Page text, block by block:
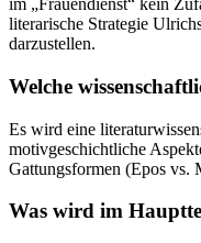
im „Frauendienst“ kein
literarische Strategie
darzustellen.
Welche
Es wird eine
motivgeschichtliche
Gattungsformen (Epos vs.
Was wird im